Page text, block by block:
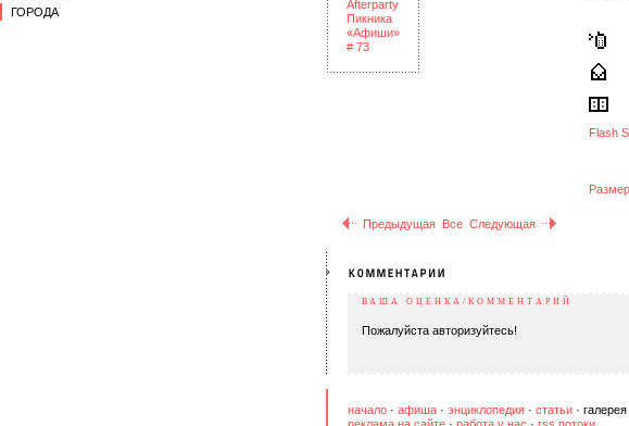
ГОРОДА
Flash
Предыдущая Все Следующая
ВАША ОЦЕНКА/КОММЕНТАРИЙ
Пожалуйста авторизуйтесь!
начало · афиша · энциклопедия · статьи · галерея